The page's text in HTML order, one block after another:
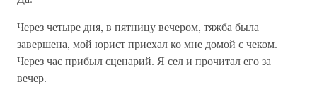
Через четыре дня, в пятницу вечером, тяжба была
завершена, мой юрист приехал ко мне домой с чеком.
Через час прибыл сценарий. Я сел и прочитал его за
вечер.